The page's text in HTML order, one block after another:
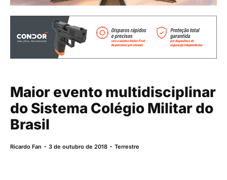
Maior evento multidisciplinar
do Sistema Colégio Militar do
Brasil
Ricardo Fan 3 de outubro de 2018 Terrestre